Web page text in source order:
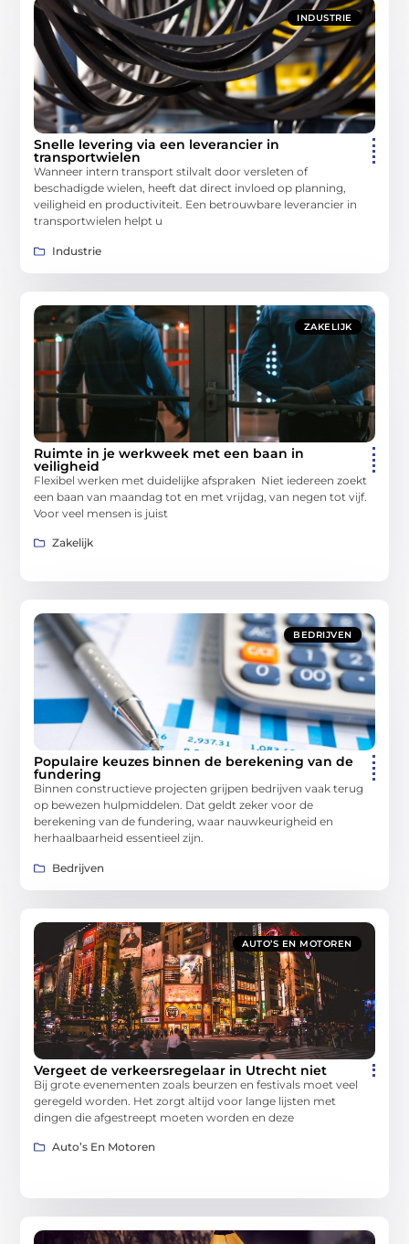
INDUSTRIE
Snelle levering via een leverancier in
transportwielen
Wanneer intern transport stilvalt door versleten of
beschadigde wielen, heeft dat direct invloed op planning,
veiligheid en productiviteit. Een betrouwbare leverancier in
transportwielen helpt u
Industrie
ZAKELIJK
Ruimte in je werkweek met een baan in
veiligheid
Flexibel werken met duidelijke afspraken Niet iedereen zoekt
een baan van maandag tot en met vrijdag, van negen tot vijf.
Voor veel mensen is juist
Zakelijk
BEDRIJVEN
Populaire keuzes binnen de berekening van de
fundering
Binnen constructieve projecten grijpen bedrijven vaak terug
op bewezen hulpmiddelen. Dat geldt zeker voor de
berekening van de fundering, waar nauwkeurigheid en
herhaalbaarheid essentieel zijn.
Bedrijven
AUTO’S EN MOTOREN
Vergeet de verkeersregelaar in Utrecht niet
Bij grote evenementen zoals beurzen en festivals moet veel
geregeld worden. Het zorgt altijd voor lange lijsten met
dingen die afgestreept moeten worden en deze
Auto’s En Motoren